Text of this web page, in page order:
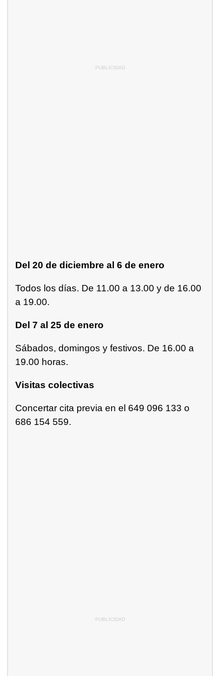
Del 20 de diciembre al 6 de enero
Todos los días. De 11.00 a 13.00 y de 16.00
a 19.00.
Del 7 al 25 de enero
Sábados, domingos y festivos. De 16.00 a
19.00 horas.
Visitas colectivas
Concertar cita previa en el 649 096 133 o
686 154 559.